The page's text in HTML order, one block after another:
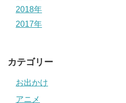
2018年
2017年
カテゴリー
お出かけ
アニメ